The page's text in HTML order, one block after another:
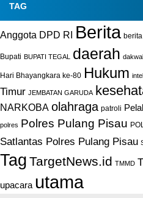
TAG
Anggota DPD RI Berita
Bupati BUPATI TEGAL daerah
Hari Bhayangkara ke-80 Hukum
Timur JEMBATAN GARUDA
NARKOBA olahraga patroli
polres Polres Pulang Pisau
Satlantas Polres Pulang Pisau
Tag TargetNews.id TMMD
upacara utama